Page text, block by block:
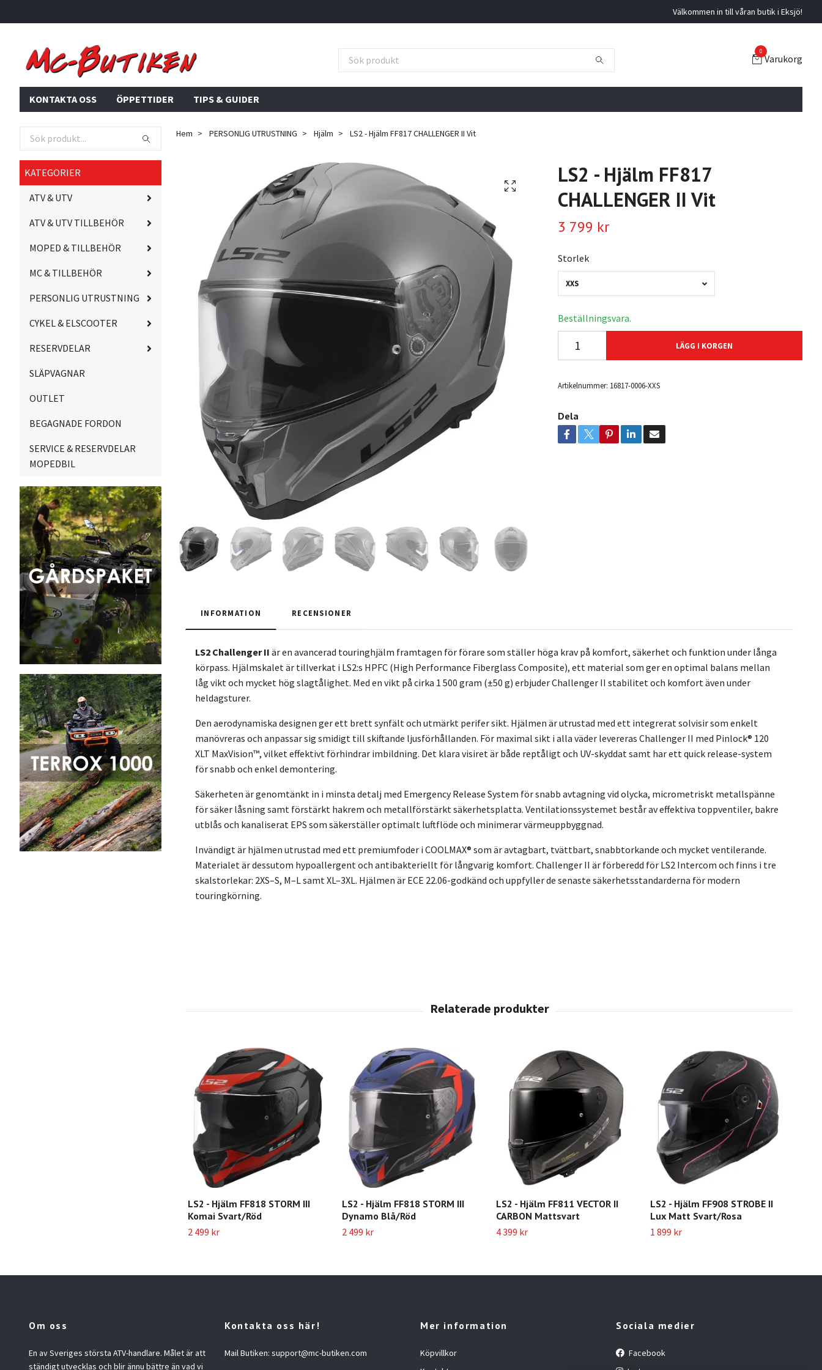
Välkommen in till våran butik i Eksjö!
0
Varukorg
KONTAKTA OSS ÖPPETTIDER TIPS & GUIDER
KATEGORIER
ATV & UTV
ATV & UTV TILLBEHÖR
MOPED & TILLBEHÖR
MC & TILLBEHÖR
PERSONLIG UTRUSTNING
CYKEL & ELSCOOTER
RESERVDELAR
SLÄPVAGNAR
OUTLET
BEGAGNADE FORDON
SERVICE & RESERVDELAR
MOPEDBIL
Hem PERSONLIG UTRUSTNING Hjälm LS2 - Hjälm FF817 CHALLENGER II Vit
LS2 - Hjälm FF817
CHALLENGER II Vit
3 799 kr
Storlek
XXS
Beställningsvara.
LÄGG I KORGEN
Artikelnummer: 16817-0006-XXS
Dela
INFORMATION RECENSIONER
LS2 Challenger II är en avancerad touringhjälm framtagen för förare som ställer höga krav på komfort, säkerhet och funktion under långa
körpass. Hjälmskalet är tillverkat i LS2:s HPFC (High Performance Fiberglass Composite), ett material som ger en optimal balans mellan
låg vikt och mycket hög slagtålighet. Med en vikt på cirka 1 500 gram (±50 g) erbjuder Challenger II stabilitet och komfort även under
heldagsturer.
Den aerodynamiska designen ger ett brett synfält och utmärkt perifer sikt. Hjälmen är utrustad med ett integrerat solvisir som enkelt
manövreras och anpassar sig smidigt till skiftande ljusförhållanden. För maximal sikt i alla väder levereras Challenger II med Pinlock® 120
XLT MaxVision™, vilket effektivt förhindrar imbildning. Det klara visiret är både reptåligt och UV-skyddat samt har ett quick release-system
för snabb och enkel demontering.
Säkerheten är genomtänkt in i minsta detalj med Emergency Release System för snabb avtagning vid olycka, micrometriskt metallspänne
för säker låsning samt förstärkt hakrem och metallförstärkt säkerhetsplatta. Ventilationssystemet består av effektiva toppventiler, bakre
utblås och kanaliserat EPS som säkerställer optimalt luftflöde och minimerar värmeuppbyggnad.
Invändigt är hjälmen utrustad med ett premiumfoder i COOLMAX® som är avtagbart, tvättbart, snabbtorkande och mycket ventilerande.
Materialet är dessutom hypoallergent och antibakteriellt för långvarig komfort. Challenger II är förberedd för LS2 Intercom och finns i tre
skalstorlekar: 2XS–S, M–L samt XL–3XL. Hjälmen är ECE 22.06-godkänd och uppfyller de senaste säkerhetsstandarderna för modern
touringkörning.
LS2 - Hjälm FF818 STORM III
Komai Svart/Röd
2 499 kr
LS2 - Hjälm FF818 STORM III
Dynamo Blå/Röd
2 499 kr
LS2 - Hjälm FF811 VECTOR II
CARBON Mattsvart
4 399 kr
LS2 - Hjälm FF908 STROBE II
Lux Matt Svart/Rosa
1 899 kr
Om oss
En av Sveriges största ATV-handlare. Målet är att
ständigt utvecklas och blir ännu bättre än vad vi
Kontakta oss här!
Mail Butiken: support@mc-butiken.com
Mer information
Köpvillkor
Sociala medier
Facebook